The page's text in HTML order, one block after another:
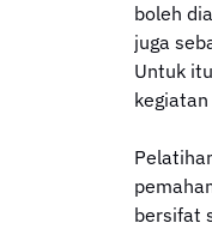
boleh
juga
Untuk
bersifat